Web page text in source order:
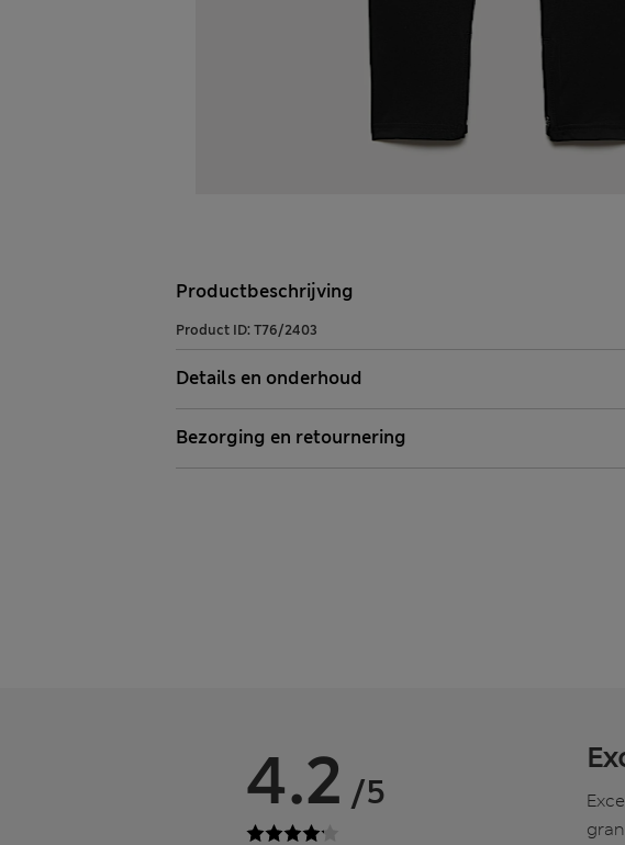
Productbeschrijving
Product ID: T76/2403
Details en onderhoud
Bezorging en retournering
4.2 /5